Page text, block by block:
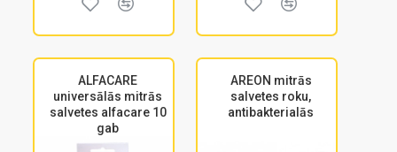
ALFACARE
universālās mitrās
salvetes alfacare 10
gab
AREON mitrās
salvetes roku,
antibakterialās